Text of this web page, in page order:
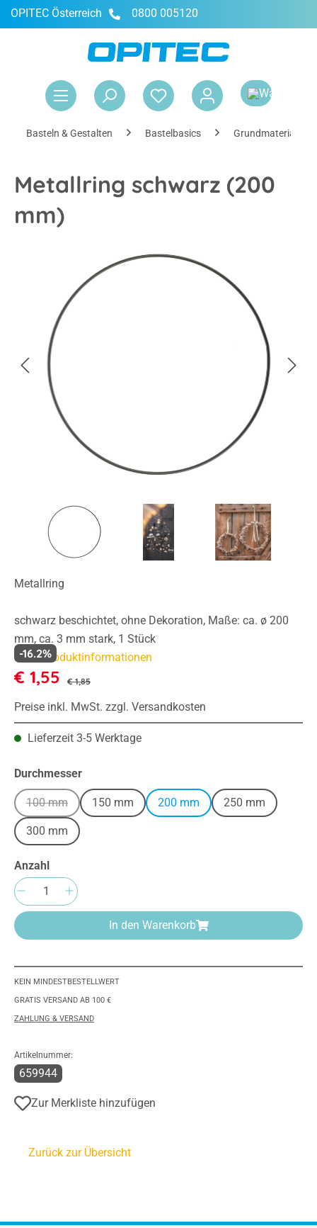
springen
OPITEC Österreich 0800 005120
Basteln & Gestalten Bastelbasics Grundmaterialien
Metallring schwarz (200
mm)
Metallring
schwarz beschichtet, ohne Dekoration, Maße: ca. ø 200
mm, ca. 3 mm stark, 1 Stück
Mehr Produktinformationen
€ 1,55 € 1,85
-16.2%
Preise inkl. MwSt. zzgl. Versandkosten
Lieferzeit 3-5 Werktage
Durchmesserauswählen
100 mm(Diese Option ist zurzeit nicht verfügbar.)
150 mm 200 mm 250 mm
300 mm
Anzahl
Produkt Anzahl: Gib den gewünschten
In den Warenkorb
KEIN MINDESTBESTELLWERT
GRATIS VERSAND AB 100 €
ZAHLUNG & VERSAND
Artikelnummer:
659944
Zur Merkliste hinzufügen
Zurück zur Übersicht